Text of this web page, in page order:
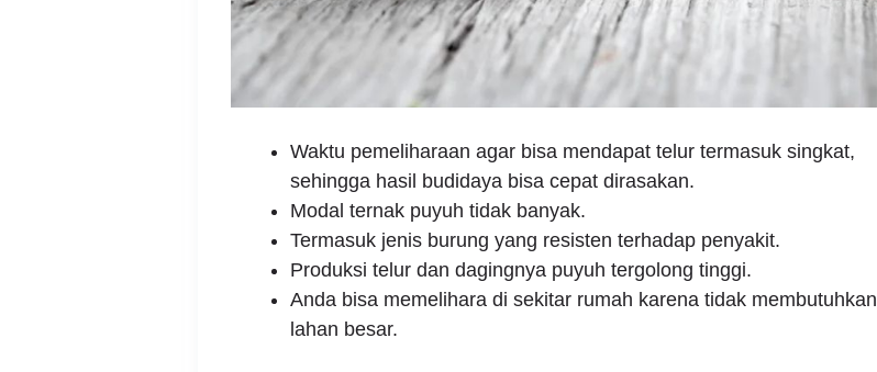
Waktu pemeliharaan agar bisa mendapat telur termasuk singkat,
sehingga hasil budidaya bisa cepat dirasakan.
Modal ternak puyuh tidak banyak.
Termasuk jenis burung yang resisten terhadap penyakit.
Produksi telur dan dagingnya puyuh tergolong tinggi.
Anda bisa memelihara di sekitar rumah karena tidak membutuhkan
lahan besar.